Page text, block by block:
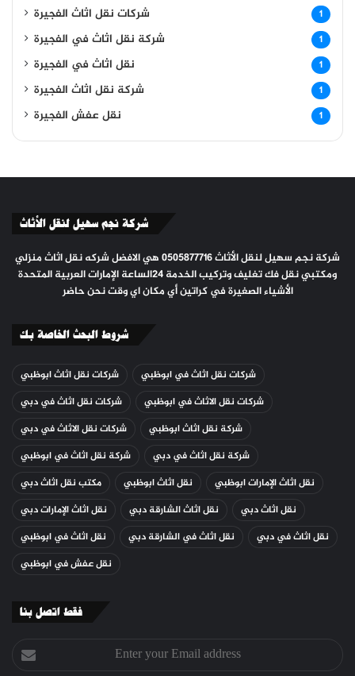
شركات نقل اثاث الفجيرة 1
شركة نقل اثاث في الفجيرة 1
نقل اثاث في الفجيرة 1
شركة نقل اثاث الفجيرة 1
نقل عفش الفجيرة 1
شركة نجم سهيل لنقل الأثاث
شركة نجم سهيل لنقل الأثاث 0505877716 هي الافضل شركه نقل اثاث منزلي
ومكتبي نقل فك تغليف وتركيب الخدمة ٢٤الساعة الإمارات العربية المتحدة
الأشياء الصغيرة في كراتين أي مكان اي وقت نحن حاضر
شروط البحث الخاصة بك
شركات نقل اثاث ابوظبي
شركات نقل اثاث في ابوظبي
شركات نقل اثاث في دبي
شركات نقل الاثاث في ابوظبي
شركات نقل الاثاث في دبي
شركة نقل اثاث ابوظبي
شركة نقل اثاث في ابوظبي
شركة نقل اثاث في دبي
مكتب نقل اثاث دبي
نقل اثاث ابوظبي
نقل اثاث الإمارات ابوظبي
نقل اثاث الإمارات دبي
نقل اثاث الشارقة دبي
نقل اثاث دبي
نقل اثاث في ابوظبي
نقل اثاث في الشارقة دبي
نقل اثاث في دبي
نقل عفش في ابوظبي
فقط اتصل بنا
Enter
your